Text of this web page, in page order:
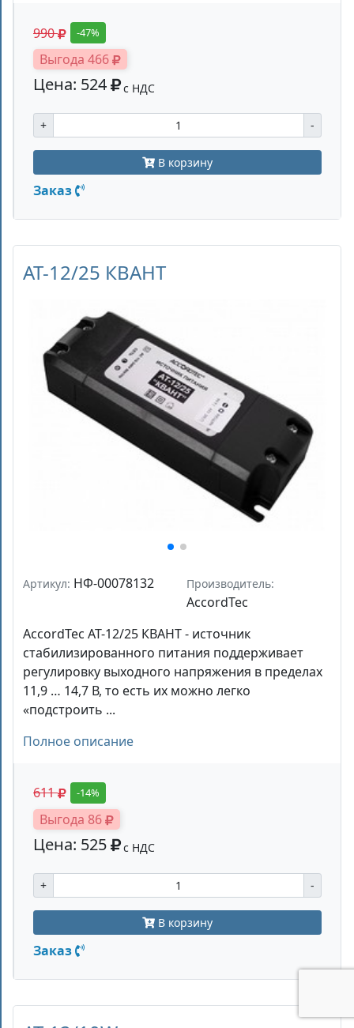
990 -47%
Выгода 466
Цена: 524 с НДС
+ -
В корзину
Заказ
AT-12/25 КВАНТ
Артикул: НФ-00078132 Производитель:
AccordTec
AccordTec AT-12/25 КВАНТ - источник
стабилизированного питания поддерживает
регулировку выходного напряжения в пределах
11,9 … 14,7 В, то есть их можно легко
«подстроить ...
Полное описание
611 -14%
Выгода 86
Цена: 525 с НДС
+ -
В корзину
Заказ